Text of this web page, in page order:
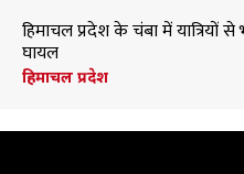
हिमाचल प्रदेश के चंबा में यात्रियों
घायल
हिमाचल प्रदेश